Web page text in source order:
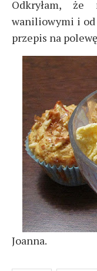
Odkryłam,
waniliowymi i
przepis na
Joanna.